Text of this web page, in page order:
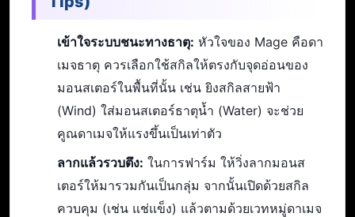
เข้าใจระบบชนะทางธาตุ: หัวใจของ Mage คือดา
เมจธาตุ ควรเลือกใช้สกิลให้ตรงกับจุดอ่อนของ
มอนสเตอร์ในพื้นที่นั้น เช่น ยิงสกิลสายฟ้า
(Wind) ใส่มอนสเตอร์ธาตุน้ำ (Water) จะช่วย
คูณดาเมจให้แรงขึ้นเป็นเท่าตัว
ลากแล้วรวบตึง: ในการฟาร์ม ให้วิ่งลากมอนส
เตอร์ให้มารวมกันเป็นกลุ่ม จากนั้นเปิดด้วยสกิล
ควบคุม (เช่น แช่แข็ง) แล้วตามด้วยเวทหมู่ดาเมจ